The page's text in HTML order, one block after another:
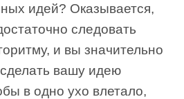
идей? Оказывается,
следовать
и вы значительно
вашу идею
в одно ухо влетало,